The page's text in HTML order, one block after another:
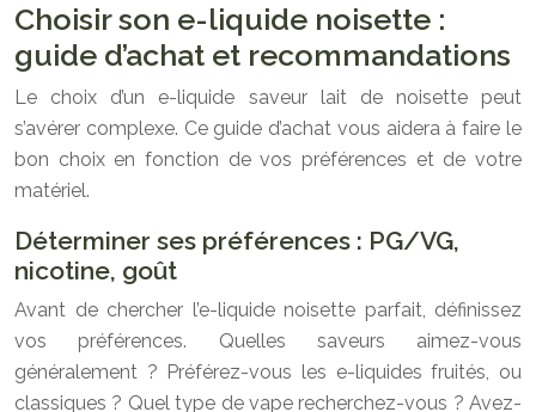
Choisir son e-liquide noisette :
guide d’achat et recommandations
Le choix d’un e-liquide saveur lait de noisette peut
s’avérer complexe. Ce guide d’achat vous aidera à faire le
bon choix en fonction de vos préférences et de votre
matériel.
Déterminer ses préférences : PG/VG,
nicotine, goût
Avant de chercher l’e-liquide noisette parfait, définissez
vos préférences. Quelles saveurs aimez-vous
généralement ? Préférez-vous les e-liquides fruités, ou
classiques ? Quel type de vape recherchez-vous ? Avez-